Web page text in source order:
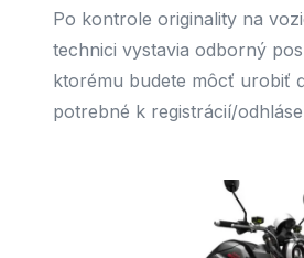
Po kontrole originality na
technici vystavia odborný
ktorému budete môcť urobiť
potrebné k registrácií/